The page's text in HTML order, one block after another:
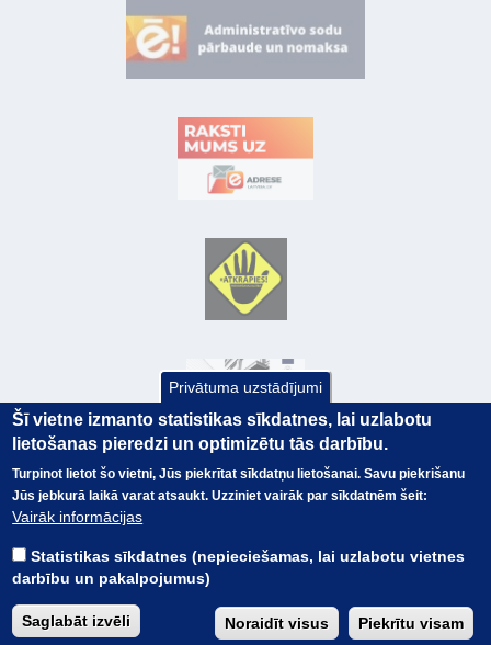
© Valsts kase 2017
Visas tiesības
EK GRĀMATVEDĪBAS KURSS
TERMINI
BUJ
PIEKĻŪSTAMĪBAS PAZIŅOJUMS
Privātuma uzstādījumi
Šī vietne izmanto statistikas sīkdatnes, lai uzlabotu
lietošanas pieredzi un optimizētu tās darbību.
Turpinot lietot šo vietni, Jūs piekrītat sīkdatņu lietošanai. Savu piekrišanu
Jūs jebkurā laikā varat atsaukt. Uzziniet vairāk par sīkdatnēm šeit:
Vairāk informācijas
Statistikas sīkdatnes (nepieciešamas, lai uzlabotu vietnes
darbību un pakalpojumus)
Saglabāt izvēli Noraidīt visus Piekrītu visam